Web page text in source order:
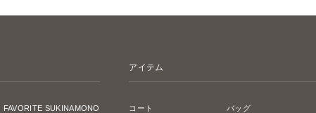
FAVORITE SUKINAMONO
アイテム
コート バッグ